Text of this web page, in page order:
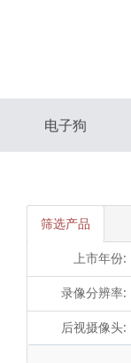
电子狗
筛选产品
上市年份:
录像分辨率:
后视摄像头: